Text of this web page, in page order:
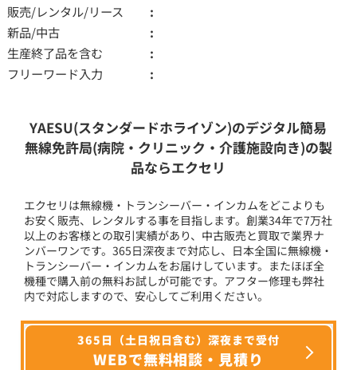
販売/レンタル/リース
新品/中古
生産終了品を含む
フリーワード入力
YAESU(スタンダードホライゾン)のデジタル簡易
無線免許局(病院・クリニック・介護施設向き)の製
品ならエクセリ
エクセリは無線機・トランシーバー・インカムをどこよりも
お安く販売、レンタルする事を目指します。創業34年で7万社
以上のお客様との取引実績があり、中古販売と買取で業界ナ
ンバーワンです。365日深夜まで対応し、日本全国に無線機・
トランシーバー・インカムをお届けしています。またほぼ全
機種で購入前の無料お試しが可能です。アフター修理も弊社
内で対応しますので、安心してご利用ください。
365日（土日祝日含む）深夜まで受付
WEBで無料相談・見積り